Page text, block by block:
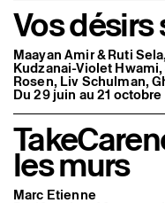
Vos
Maayan Amir & Ruti
Kudzanai-Violet
Rosen, Liv Schulman,
Du 29 juin au 21 octobre
les murs
Marc Etienne